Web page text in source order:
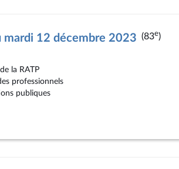
mardi 12 décembre 2023 (83e)
la RATP
professionnels
publiques